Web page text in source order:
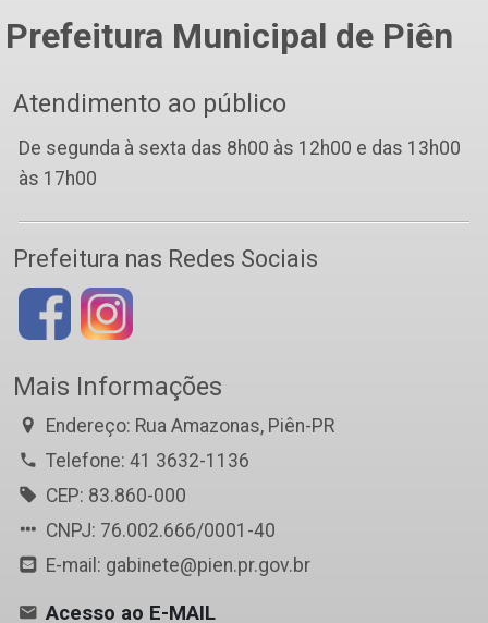
Prefeitura Municipal de Piên
Atendimento ao público
De segunda à sexta das 8h00 às 12h00 e das 13h00
às 17h00
Prefeitura nas Redes Sociais
Mais Informações
Endereço: Rua Amazonas, Piên-PR
Telefone: 41 3632-1136
CEP: 83.860-000
CNPJ: 76.002.666/0001-40
E-mail: gabinete@pien.pr.gov.br
Acesso ao E-MAIL